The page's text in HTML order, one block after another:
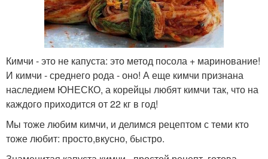
Кимчи - это не капуста: это метод посола + маринование!
И кимчи - среднего рода - оно! А еще кимчи признана
наследием ЮНЕСКО, а корейцы любят кимчи так, что на
каждого приходится от 22 кг в год!
Мы тоже любим кимчи, и делимся рецептом с теми кто
тоже любит: просто,вкусно, быстро.